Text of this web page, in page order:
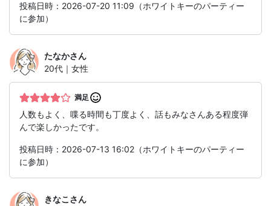
投稿日時：2026-07-20 11:09（ホワイトキーのパーティー
に参加）
たなかさん
20代｜女性
満足
人数もよく、喋る時間も丁度よく、話もみなさんある程度弾
んで楽しかったです。
投稿日時：2026-07-13 16:02（ホワイトキーのパーティー
に参加）
きなこ さん